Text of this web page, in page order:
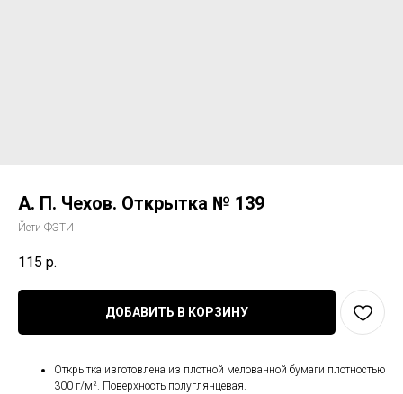
А. П. Чехов. Открытка № 139
Йети ФЭТИ
115 р.
ДОБАВИТЬ В КОРЗИНУ
Открытка изготовлена из плотной мелованной бумаги плотностью
300 г/м². Поверхность полуглянцевая.